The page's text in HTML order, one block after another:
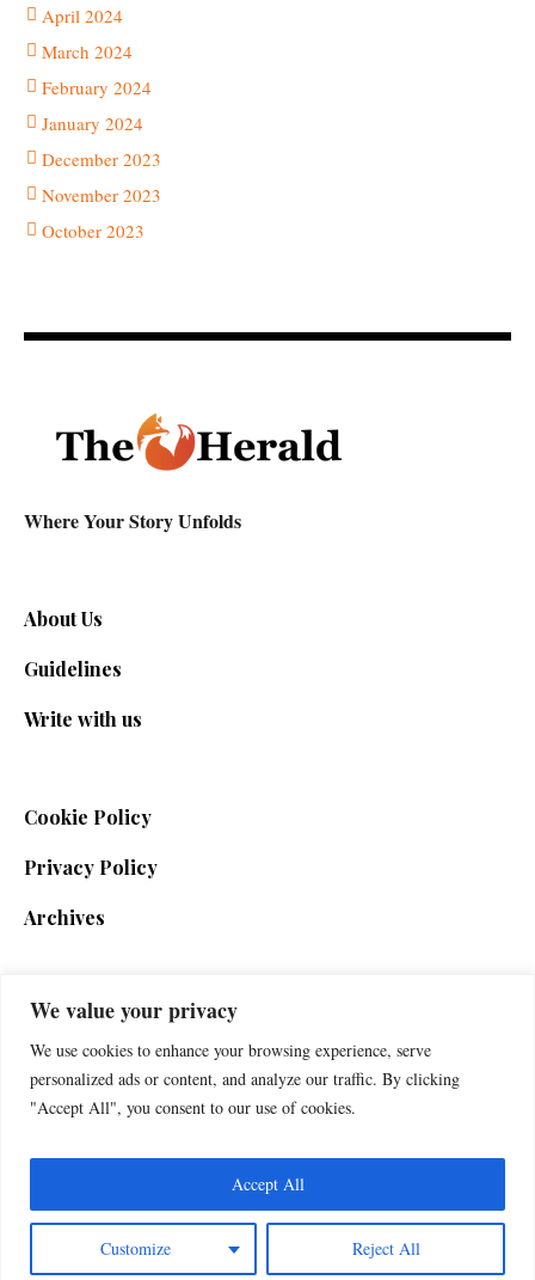
We value your privacy
We use cookies to enhance your browsing experience, serve
personalized ads or content, and analyze our traffic. By clicking
"Accept All", you consent to our use of cookies.
Customize Reject All
Accept All
April 2024
March 2024
February 2024
January 2024
December 2023
November 2023
October 2023
Where Your Story Unfolds
About Us
Guidelines
Write with us
Cookie Policy
Privacy Policy
Archives
SIGN UP FOR THE NEWSLETTER
Foxherald © 2025 / All Rights Reserved